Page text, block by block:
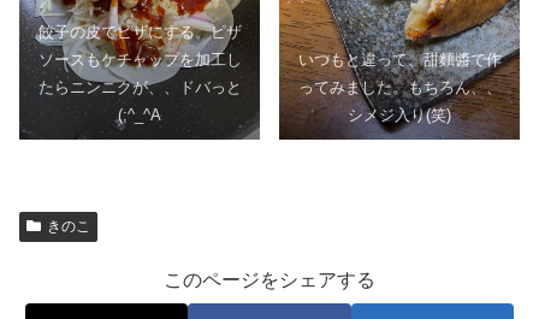
餃子の皮でピザにする。ピザ
ソースもケチャップを加工し
たらニンニクが、、ドバっと
(;^_^A
いつもと違って、甜麵醬で作
ってみました。もちろん、、
シメジ入り(笑)
きのこ
このページをシェアする